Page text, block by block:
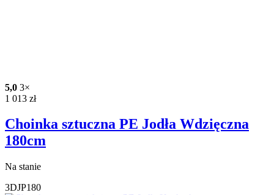
5,0 3×
1 013 zł
Choinka sztuczna PE Jodła Wdzięczna
180cm
Na stanie
3DJP180